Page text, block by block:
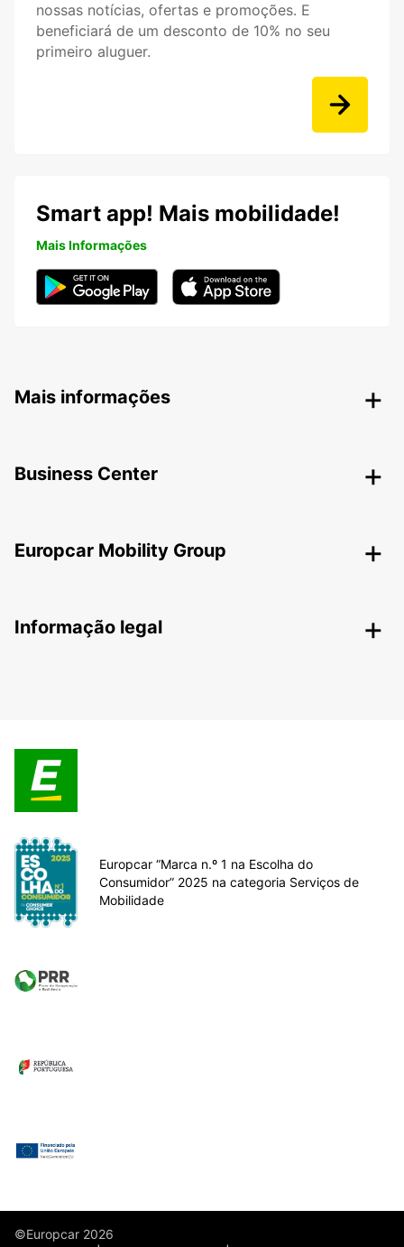
nossas notícias, ofertas e promoções. E
beneficiará de um desconto de 10% no seu
primeiro aluguer.
Smart app! Mais mobilidade!
Mais Informações
Mais informações
Business Center
Europcar Mobility Group
Informação legal
Europcar “Marca n.º 1 na Escolha do
Consumidor” 2025 na categoria Serviços de
Mobilidade
©Europcar 2026